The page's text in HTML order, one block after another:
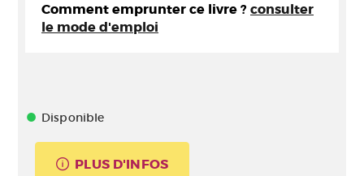
Comment emprunter ce livre ? consulter
le mode d'emploi
Disponible
PLUS D'INFOS